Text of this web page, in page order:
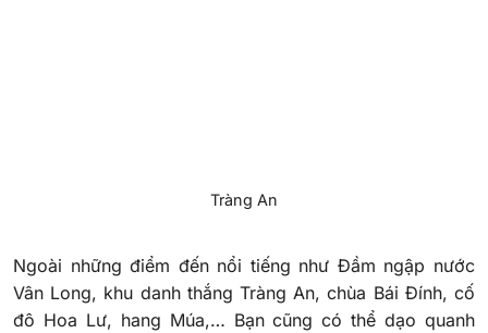
Tràng An
Ngoài những điểm đến nổi tiếng như Đầm ngập nước
Vân Long, khu danh thắng Tràng An, chùa Bái Đính, cố
đô Hoa Lư, hang Múa,… Bạn cũng có thể dạo quanh